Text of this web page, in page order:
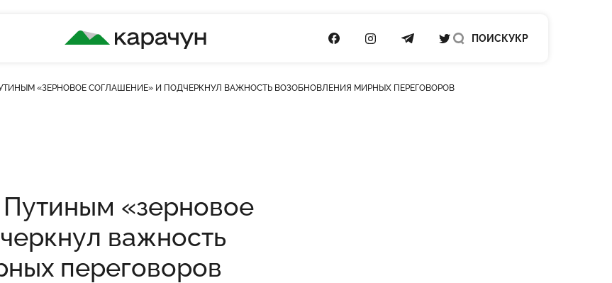
КАРАЧУН
ПОСИЛАННЯ НА FACEBOOK
ПОСИЛАННЯ НА INSTAGRAM
ПОСИЛАННЯ НА TELEGRAM
ПОСИЛАННЯ НА TWITTER
ПОИСКУКР
«ЗЕРНОВОЕ СОГЛАШЕНИЕ» И ПОДЧЕРКНУЛ ВАЖНОСТЬ ВОЗОБНОВЛЕНИЯ МИРНЫХ ПЕРЕГОВОРОВ
«зерновое
важность
переговоров